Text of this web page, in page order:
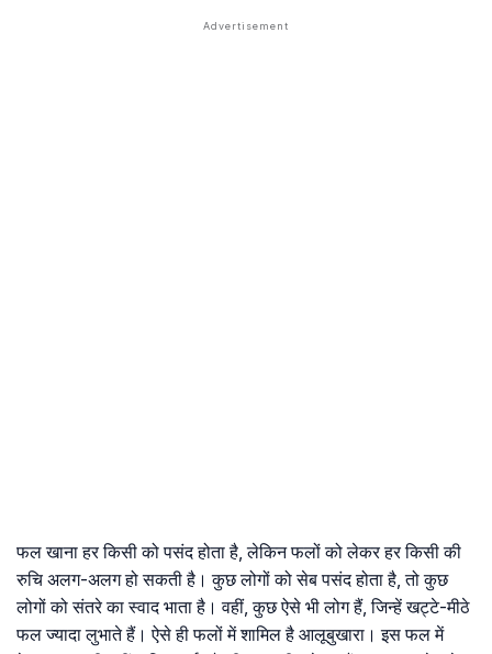
फल खाना हर किसी को पसंद होता है, लेकिन फलों को लेकर हर किसी की
रुचि अलग-अलग हो सकती है। कुछ लोगों को सेब पसंद होता है, तो कुछ
लोगों को संतरे का स्वाद भाता है। वहीं, कुछ ऐसे भी लोग हैं, जिन्हें खट्टे-मीठे
फल ज्यादा लुभाते हैं। ऐसे ही फलों में शामिल है आलूबुखारा। इस फल में